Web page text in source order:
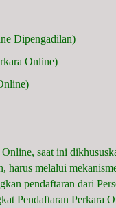
Dipengadilan)
Online)
saat ini dikhususkan
harus melalui
pendaftaran dari
Pendaftaran Perkara